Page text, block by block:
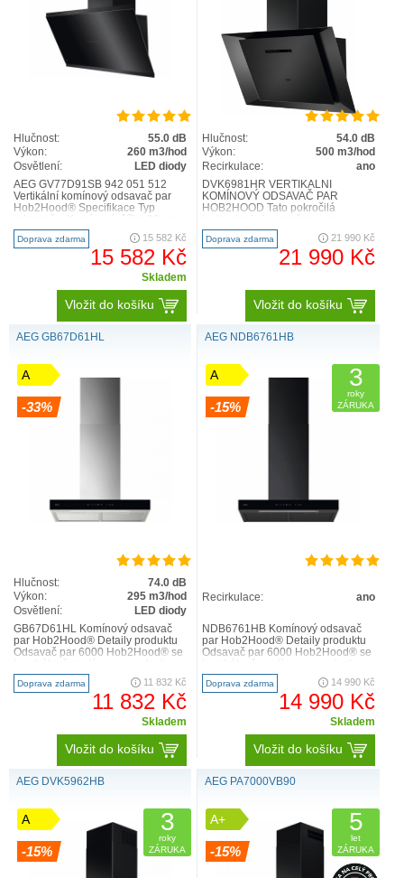
VÝKONNÝ MOTOR PRO VŽDY ČISTOU
KUCHYŇ
Ať už připravujete steak nebo lososa, náš výkonný motor
zajistí, že vzduch ve vaší kuchyni zůstane čistý. Uvolněte
příjemným prostředím.
LED OSVĚTLENÍ PRO PŘÍJEMNĚJŠÍ VAŘENÍ
energeticky úsporné
Hlučnost:
55.0 dB
Výkon:
260 m3/hod
Osvětlení:
LED diody
AEG GV77D91SB 942 051 512
Vertikální komínový odsavač par
Hob2Hood® Specifikace Typ
Počet rychlostí: 3+2 I..
Doprava zdarma 15 582 Kč
15 582 Kč
Skladem
Vložit do košíku
Hlučnost:
54.0 dB
Výkon:
500 m3/hod
Recirkulace:
ano
DVK6981HR VERTIKÁLNÍ
KOMÍNOVÝ ODSAVAČ PAR
HOB2HOOD Tato pokročilá
nerušené vaření a snižuje úroveň
hluku na nejnižší m..
Doprava zdarma 21 990 Kč
21 990 Kč
Vložit do košíku
AEG GB67D61HL
A
-33%
Hlučnost:
74.0 dB
Výkon:
295 m3/hod
Osvětlení:
LED diody
GB67D61HL Komínový odsavač
par Hob2Hood® Detaily produktu
Odsavač par 6000 Hob2Hood® se
Když zapnete varnou d..
Doprava zdarma 11 832 Kč
11 832 Kč
Skladem
Vložit do košíku
AEG NDB6761HB
A
-15%
3
roky
ZÁRUKA
Recirkulace: ano
NDB6761HB Komínový odsavač
par Hob2Hood® Detaily produktu
Odsavač par 6000 Hob2Hood® se
Když zapnete varnou d..
Doprava zdarma 14 990 Kč
14 990 Kč
Skladem
Vložit do košíku
AEG DVK5962HB
A
-15%
3
roky
ZÁRUKA
AEG PA7000VB90
A+
-15%
5
let
ZÁRUKA